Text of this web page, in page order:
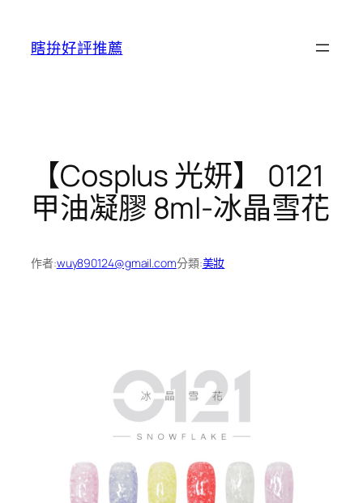
瞎拚好評推薦
【Cosplus 光妍】 0121
甲油凝膠 8ml-冰晶雪花
作者:wuy890124@gmail.com分類:美妝